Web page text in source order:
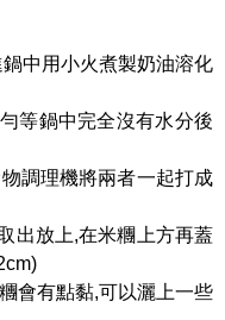
中用小火煮製奶油溶化
等鍋中完全沒有水分後
調理機將兩者一起打成
出放上,在米糰上方再蓋
會有點黏,可以灑上一些